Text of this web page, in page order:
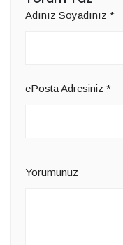
Adınız Soyadınız *
ePosta Adresiniz *
Yorumunuz